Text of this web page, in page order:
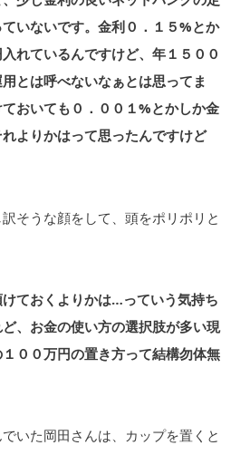
いないです。金利０．１５%とか
れているんですけど、年１５００
とは呼べないなぁとは思ってま
おいても０．００１%とかしか金
よりかはって思ったんですけど
そうな顔をして、頭をポリポリと
けておくよりかは…っていう気持ち
、お金の使い方の選択肢が多い現
００万円の置き方って結構勿体無
いた岡田さんは、カップを置くと